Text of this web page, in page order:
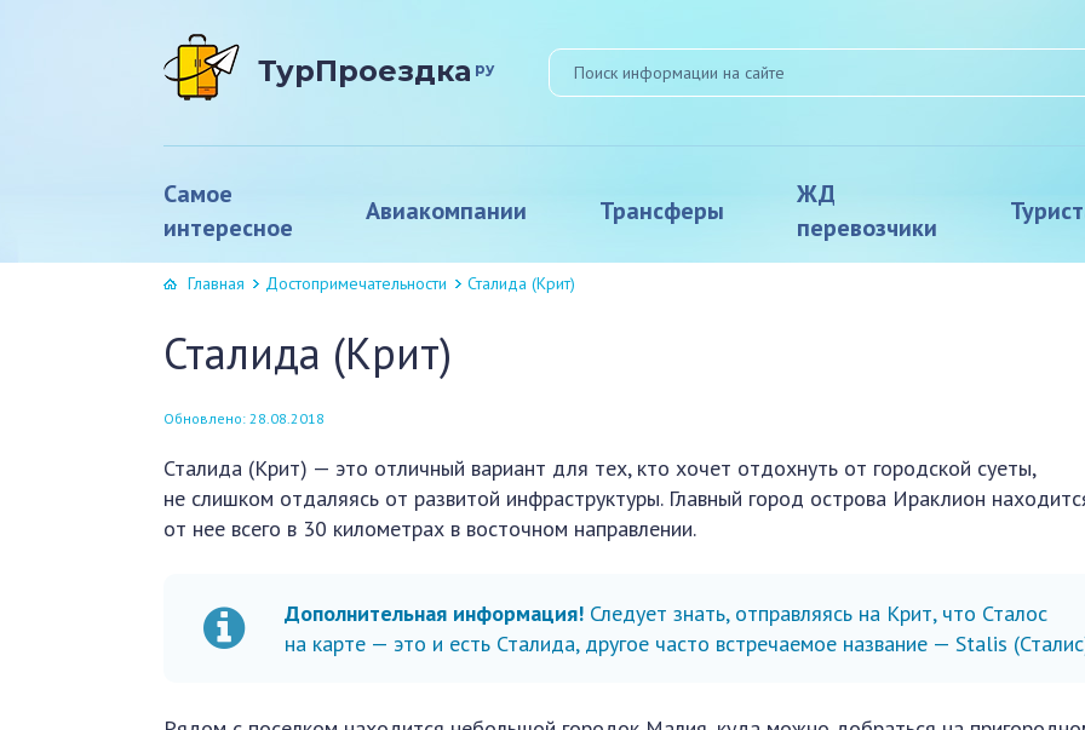
ТурПроездка ру
Самое
интересное
Авиакомпании Трансферы
ЖД
перевозчики
Главная Достопримечательности Сталида (Крит)
Сталида (Крит)
Обновлено: 28.08.2018
Сталида (Крит) — это отличный вариант для тех, кто хочет отдохнуть от городской суеты,
не слишком отдаляясь от развитой инфраструктуры. Главный город острова Ираклион
от нее всего в 30 километрах в восточном направлении.
Дополнительная информация! Следует знать, отправляясь на Крит, что Сталос
на карте — это и есть Сталида, другое часто встречаемое название — Stalis